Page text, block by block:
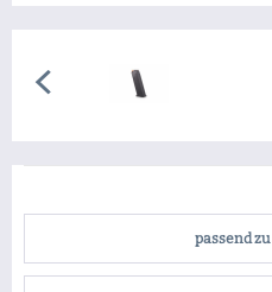
passend zu